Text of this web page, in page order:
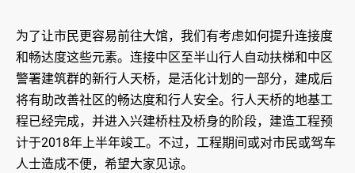
为了让市民更容易前往大馆，我们有考虑如何提升连接度
和畅达度这些元素。连接中区至半山行人自动扶梯和中区
警署建筑群的新行人天桥，是活化计划的一部分，建成后
将有助改善社区的畅达度和行人安全。行人天桥的地基工
程已经完成，并进入兴建桥柱及桥身的阶段，建造工程预
计于2018年上半年竣工。不过，工程期间或对市民或驾车
人士造成不便，希望大家见谅。